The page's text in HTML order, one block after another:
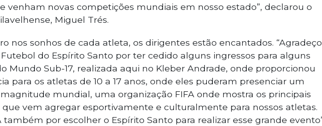
venham novas competições mundiais em nosso estado”, declarou o
Miguel Trés.
nos sonhos de cada atleta, os dirigentes estão encantados. “Agradeço
do Espírito Santo por ter cedido alguns ingressos para alguns
Mundo Sub-17, realizada aqui no Kleber Andrade, onde proporcionou
para os atletas de 10 a 17 anos, onde eles puderam presenciar um
mundial, uma organização FIFA onde mostra os principais
que vem agregar esportivamente e culturalmente para nossos atletas.
também por escolher o Espírito Santo para realizar esse grande